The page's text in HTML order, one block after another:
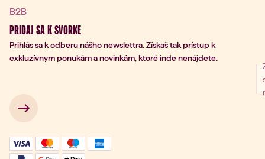
B2B
PRIDAJ SA K SVORKE
Prihlás sa k odberu nášho newslettra. Získaš tak prístup k
exkluzívnym ponukám a novinkám, ktoré inde nenájdete.
na odber
→